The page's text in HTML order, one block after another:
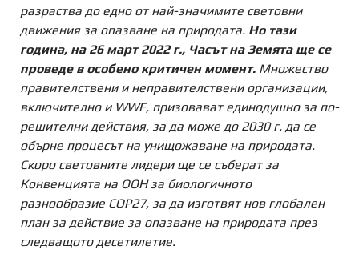
разраства до едно от най-значимите световни
движения за опазване на природата. Но тази
година, на 26 март 2022 г., Часът на Земята ще се
проведе в особено критичен момент. Множество
правителствени и неправителствени организации,
включително и WWF, призовават единодушно за по-
решителни действия, за да може до 2030 г. да се
обърне процесът на унищожаване на природата.
Скоро световните лидери ще се съберат за
Конвенцията на ООН за биологичното
разнообразие COP27, за да изготвят нов глобален
план за действие за опазване на природата през
следващото десетилетие.